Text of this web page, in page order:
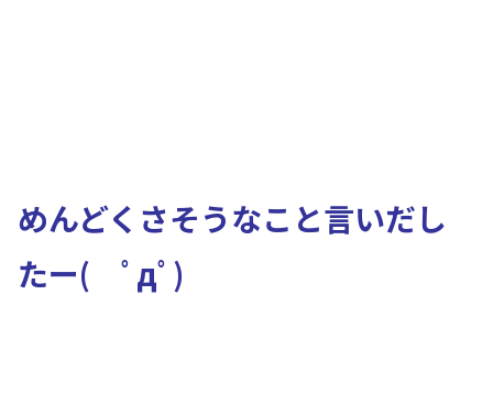
めんどくさそうなこと言いだし
たー( ﾟдﾟ)